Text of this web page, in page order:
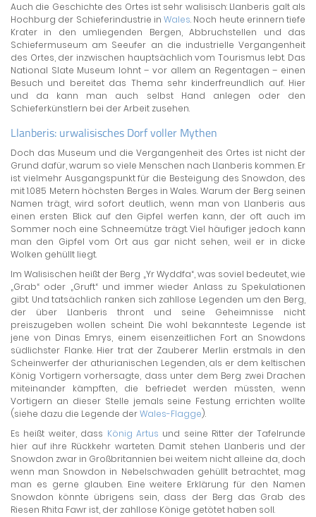
Auch die Geschichte des Ortes ist sehr walisisch: Llanberis galt als
Hochburg der Schieferindustrie in Wales. Noch heute erinnern tiefe
Krater in den umliegenden Bergen, Abbruchstellen und das
Schiefermuseum am Seeufer an die industrielle Vergangenheit
des Ortes, der inzwischen hauptsächlich vom Tourismus lebt. Das
National Slate Museum lohnt – vor allem an Regentagen – einen
Besuch und bereitet das Thema sehr kinderfreundlich auf. Hier
und da kann man auch selbst Hand anlegen oder den
Schieferkünstlern bei der Arbeit zusehen.
Llanberis: urwalisisches Dorf voller Mythen
Doch das Museum und die Vergangenheit des Ortes ist nicht der
Grund dafür, warum so viele Menschen nach Llanberis kommen. Er
ist vielmehr Ausgangspunkt für die Besteigung des Snowdon, des
mit 1.085 Metern höchsten Berges in Wales. Warum der Berg seinen
Namen trägt, wird sofort deutlich, wenn man von Llanberis aus
einen ersten Blick auf den Gipfel werfen kann, der oft auch im
Sommer noch eine Schneemütze trägt. Viel häufiger jedoch kann
man den Gipfel vom Ort aus gar nicht sehen, weil er in dicke
Wolken gehüllt liegt.
Im Walisischen heißt der Berg „Yr Wyddfa“, was soviel bedeutet, wie
„Grab“ oder „Gruft“ und immer wieder Anlass zu Spekulationen
gibt. Und tatsächlich ranken sich zahllose Legenden um den Berg,
der über Llanberis thront und seine Geheimnisse nicht
preiszugeben wollen scheint. Die wohl bekannteste Legende ist
jene von Dinas Emrys, einem eisenzeitlichen Fort an Snowdons
südlichster Flanke. Hier trat der Zauberer Merlin erstmals in den
Scheinwerfer der athurianischen Legenden, als er dem keltischen
König Vortigern vorhersagte, dass unter dem Berg zwei Drachen
miteinander kämpften, die befriedet werden müssten, wenn
Vortigern an dieser Stelle jemals seine Festung errichten wollte
(siehe dazu die Legende derWales-Flagge).
Es heißt weiter, dass König Artus und seine Ritter der Tafelrunde
hier auf ihre Rückkehr warteten. Damit stehen Llanberis und der
Snowdon zwar in Großbritannien bei weitem nicht alleine da, doch
wenn man Snowdon in Nebelschwaden gehüllt betrachtet, mag
man es gerne glauben. Eine weitere Erklärung für den Namen
Snowdon könnte übrigens sein, dass der Berg das Grab des
Riesen Rhita Fawr ist, der zahllose Könige getötet haben soll.